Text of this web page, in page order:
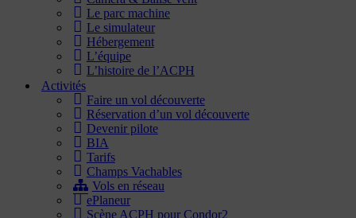
Le parc machine
Le simulateur
Hébergement
L’équipe
L’histoire de l’ACPH
Activités
Faire un vol découverte
Réservation d’un vol découverte
Devenir pilote
BIA
Tarifs
Champs Vachables
Vols en réseau
ePlaneur
Scène ACPH pour Condor2